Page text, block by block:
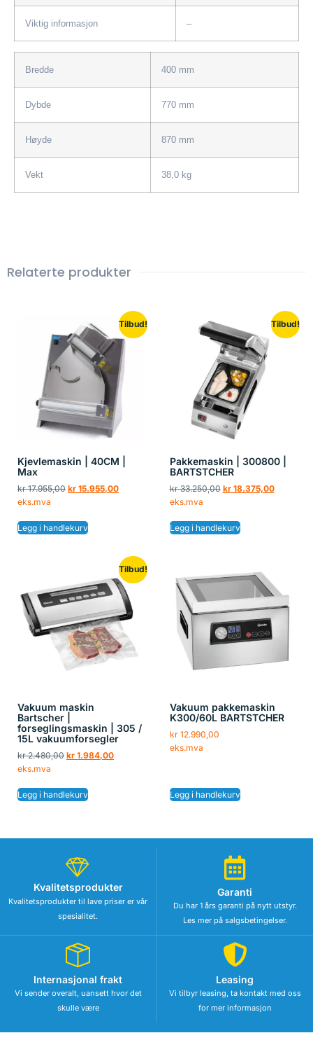
Viktig informasjon –
Bredde 400 mm
Dybde 770 mm
Høyde 870 mm
Vekt 38,0 kg
Relaterte produkter
Tilbud!
Kjevlemaskin | 40CM |
Max
kr17.955,00 kr 15.955,00
eks.mva
Legg i handlekurv
Tilbud!
Pakkemaskin | 300800 |
BARTSTCHER
kr33.250,00 kr18.375,00
eks.mva
Legg i handlekurv
Tilbud!
Vakuum maskin
Bartscher |
forseglingsmaskin | 305 /
15L vakuumforsegler
kr2.480,00 kr 1.984,00
eks.mva
Legg i handlekurv
Vakuum pakkemaskin
K300/60L BARTSTCHER
kr12.990,00
eks.mva
Legg i handlekurv
Kvalitetsprodukter
Kvalitetsprodukter til lave priser er vår
spesialitet.
Garanti
Du har 1 års garanti på nytt utstyr.
Les mer på salgsbetingelser.
Internasjonal frakt
Vi sender overalt, uansett hvor det
skulle være
Leasing
Vi tilbyr leasing, ta kontakt med oss
for mer informasjon